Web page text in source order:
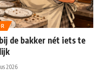
de bakker nét iets te
2026